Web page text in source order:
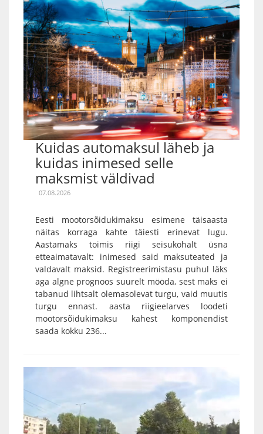
Kuidas automaksul läheb ja
kuidas inimesed selle
maksmist väldivad
07.08.2026
Eesti mootorsõidukimaksu esimene täisaasta
näitas korraga kahte täiesti erinevat lugu.
Aastamaks toimis riigi seisukohalt üsna
etteaimatavalt: inimesed said maksuteated ja
valdavalt maksid. Registreerimistasu puhul läks
aga algne prognoos suurelt mööda, sest maks ei
tabanud lihtsalt olemasolevat turgu, vaid muutis
turgu ennast. aasta riigieelarves loodeti
mootorsõidukimaksu kahest komponendist
saada kokku 236...